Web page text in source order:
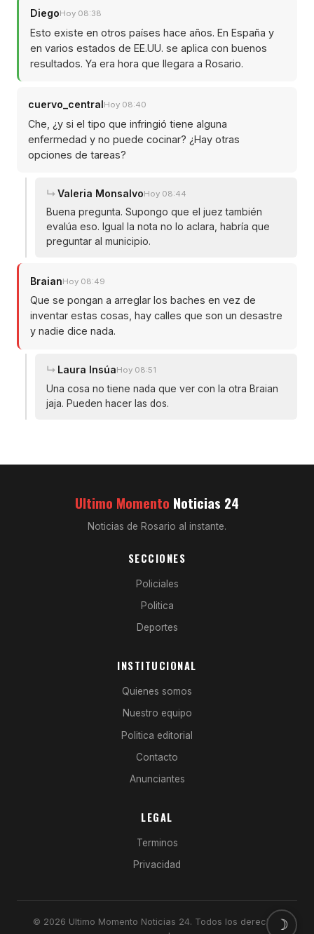
DiegoHoy 08:38
Esto existe en otros países hace años. En España y
en varios estados de EE.UU. se aplica con buenos
resultados. Ya era hora que llegara a Rosario.
cuervo_centralHoy 08:40
Che, ¿y si el tipo que infringió tiene alguna
enfermedad y no puede cocinar? ¿Hay otras
opciones de tareas?
Valeria MonsalvoHoy 08:44
Buena pregunta. Supongo que el juez también
evalúa eso. Igual la nota no lo aclara, habría que
preguntar al municipio.
BraianHoy 08:49
Que se pongan a arreglar los baches en vez de
inventar estas cosas, hay calles que son un desastre
y nadie dice nada.
Laura InsúaHoy 08:51
Una cosa no tiene nada que ver con la otra Braian
jaja. Pueden hacer las dos.
Ultimo Momento Noticias 24
Noticias de Rosario al instante.
SECCIONES
Policiales
Politica
Deportes
INSTITUCIONAL
Quienes somos
Nuestro equipo
Politica editorial
Contacto
Anunciantes
LEGAL
Terminos
Privacidad
© 2026 Ultimo Momento Noticias 24. Todos los derechos☽